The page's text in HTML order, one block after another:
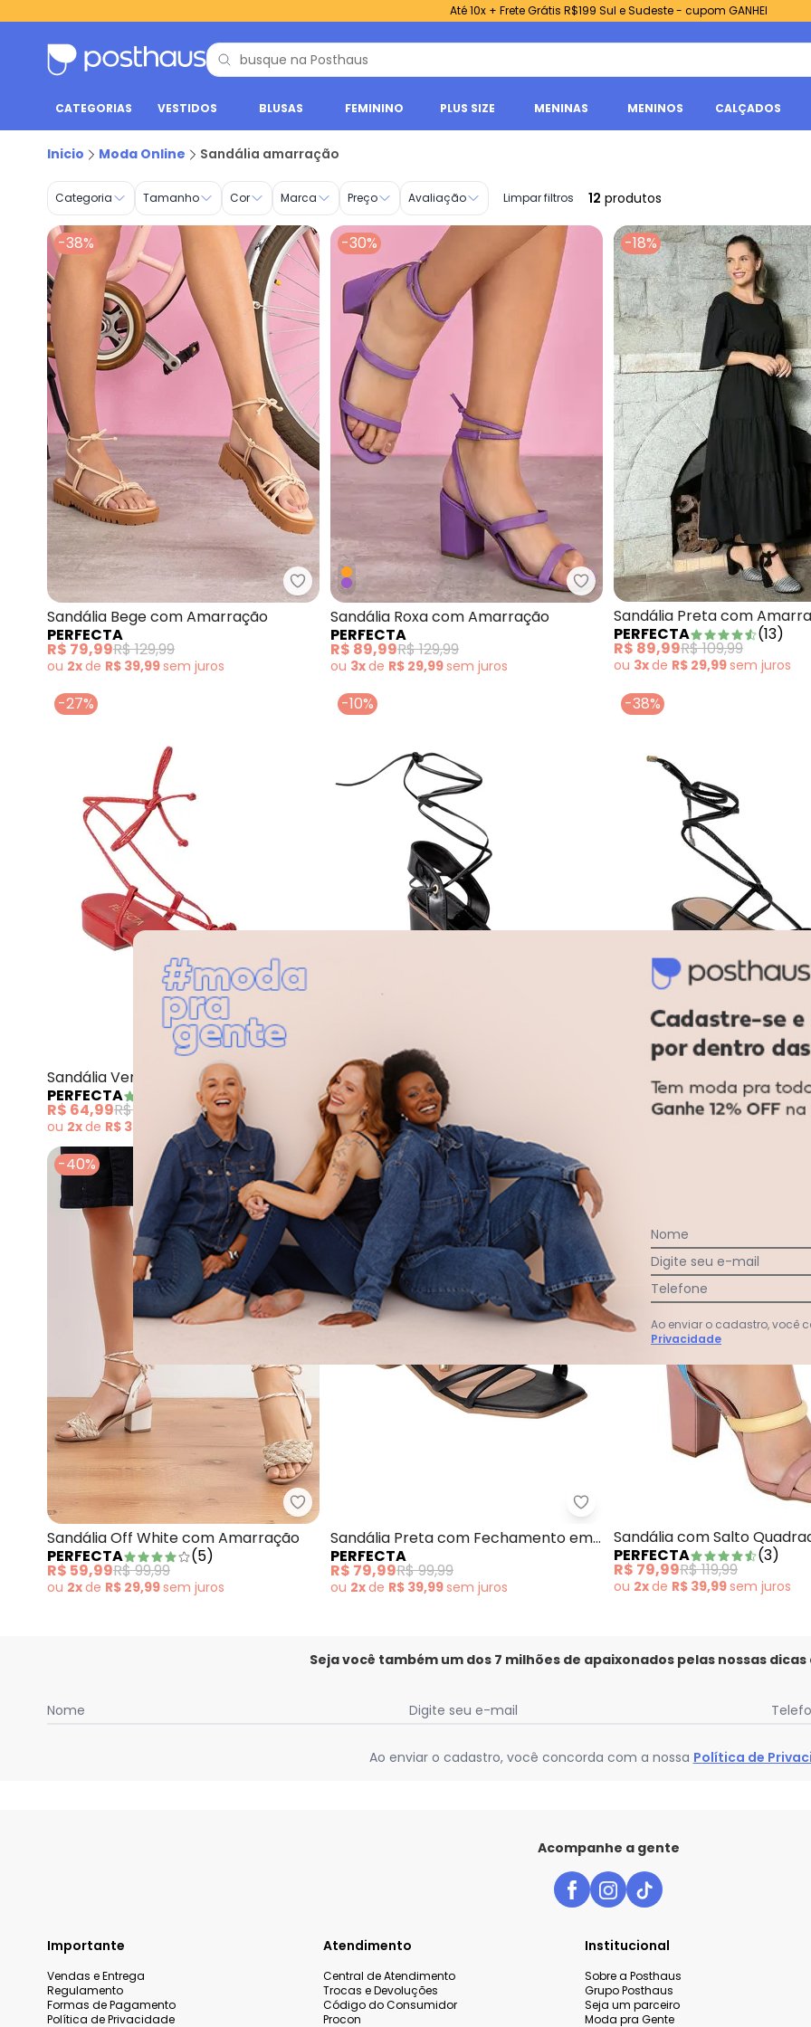
Até 10x + Frete Grátis R$199 Sul e Sudeste - cupom GANHEI
CATEGORIAS VESTIDOS BLUSAS FEMININO PLUS SIZE MENINAS MENINOS CALÇADOS
Inicio Moda Online Sandália amarração
Categoria Tamanho Cor Marca Preço Avaliação Limpar filtros 12 produtos
-38%
Perfecta - Sandália Bege com Amarração
Sandália Bege com Amarração
PERFECTA
R$ 79,99R$ 129,99
ou 2xde R$ 39,99sem juros
-30%
Perfecta - Sandália Roxa com
Sandália Roxa com Amarração
PERFECTA
R$ 89,99R$ 129,99
ou 3xde R$ 29,99sem juros
-18%
Sandália Preta com
PERFECTA
(13)
R$ 89,99R$ 109,99
ou 3xde R$ 29,99sem juros
-27%
Perfecta - Sandália Vermelha com Amarração
Sandália Vermelha com Amarração
PERFECTA
(1)
R$ 64,99R$ 89,99
ou 2xde R$ 32,49 semjuros
-10%
Perfecta - Sandália Preta com
Sandália Preta com Amarração
PERFECTA
R$ 89,99R$ 99,99
ou3xdeR$ 29,99semjuros
-38%
Sandália Preta com
PERFECTA
R$ 79,99R$ 129,99
-40%
Perfecta - Sandália Off White com Amarração
Sandália Off White com Amarração
PERFECTA
(5)
R$ 59,99R$ 99,99
ou 2xde R$ 29,99sem juros
-20%
Perfecta - Sandália Preta com
Sandália Preta com Fechamento em
Amarração
PERFECTA
R$ 79,99R$ 99,99
ou 2xde R$ 39,99sem juros
Sandália com Salto
com Amarração
PERFECTA (3)
R$ 79,99R$ 119,99
ou 2xde R$ 39,99sem juros
Seja você também um dos 7 milhões de apaixonados pelas nossas
Nome Digite seu e-mail
Ao enviar o cadastro, você concorda com a nossa Política de
Acompanhe a gente
Importante
Vendas e Entrega
Regulamento
Formas de Pagamento
Política de Privacidade
Atendimento
Central de Atendimento
Trocas e Devoluções
Código do Consumidor
Procon
Institucional
Sobre a Posthaus
Grupo Posthaus
Seja um parceiro
Moda pra Gente
Nome
Digite seu e-mail
Telefone
Ao enviar o cadastro, você
Privacidade